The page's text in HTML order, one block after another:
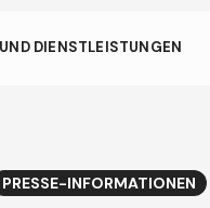
DIENSTLEISTUNGEN
PRESSE-INFORMATIONEN